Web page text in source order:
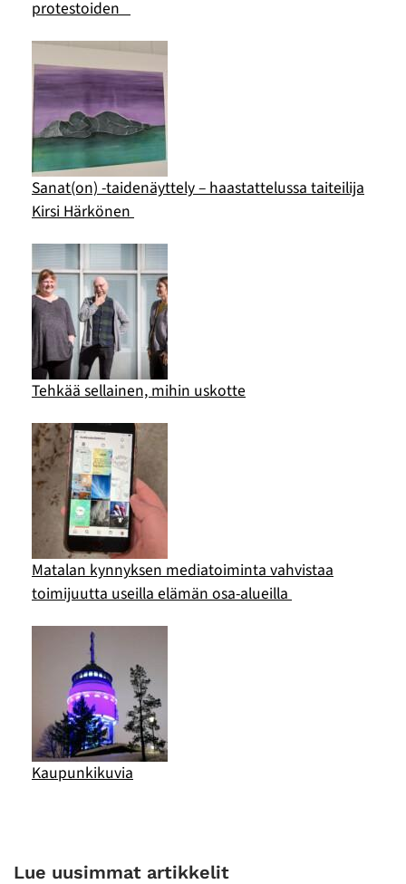
protestoiden
Sanat(on) -taidenäyttely – haastattelussa taiteilija
Kirsi Härkönen
Tehkää sellainen, mihin uskotte
Matalan kynnyksen mediatoiminta vahvistaa
toimijuutta useilla elämän osa-alueilla
Kaupunkikuvia
Lue uusimmat artikkelit